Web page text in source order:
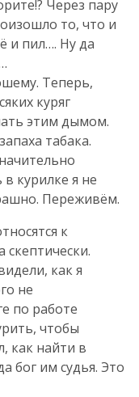
Через пару
то, что и
и пил…. Ну да
Теперь,
куряг
этим дымом.
табака.
в курилке я не
Переживём.
к
как я
не
по работе
чтобы
как найти в
бог им судья. Это